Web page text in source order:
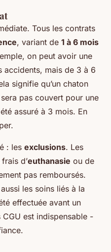
Tous les contrats
, variant de 1 à 6 mois
on peut avoir une
accidents, mais de 3 à 6
signifie qu’un chaton
pas couvert pour une
assuré à 3 mois. En
: les exclusions. Les
d’euthanasie ou de
pas remboursés.
les soins liés à la
effectuée avant un
est indispensable -